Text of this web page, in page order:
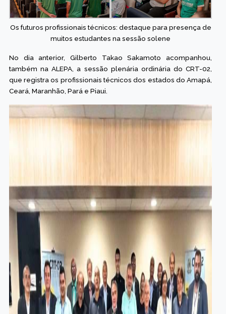
Os futuros profissionais técnicos: destaque para presença de
muitos estudantes na sessão solene
No dia anterior, Gilberto Takao Sakamoto acompanhou,
também na ALEPA, a sessão plenária ordinária do CRT-02,
que registra os profissionais técnicos dos estados do Amapá,
Ceará, Maranhão, Pará e Piaui.